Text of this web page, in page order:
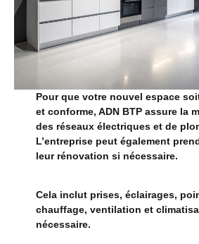
Pour que votre nouvel espace
et conforme, ADN BTP assure la
des réseaux électriques et de
L’entreprise peut également
leur rénovation si nécessaire.
Cela inclut prises, éclairages,
chauffage, ventilation et
nécessaire.